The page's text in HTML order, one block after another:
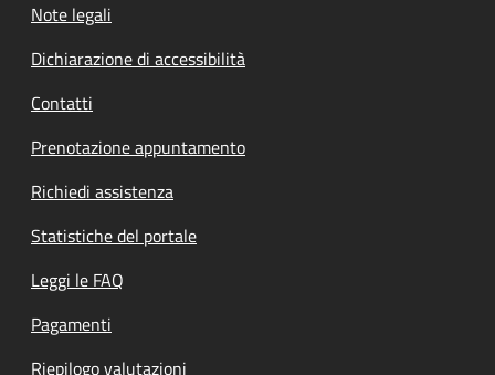
Note legali
Dichiarazione di accessibilità
Contatti
Prenotazione appuntamento
Richiedi assistenza
Statistiche del portale
Leggi le FAQ
Pagamenti
Riepilogo valutazioni